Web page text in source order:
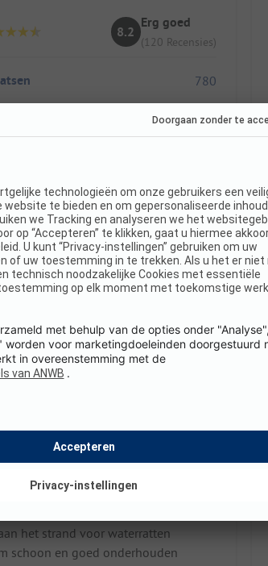
8.2
Erg goed
(120 Recensies)
780
450
Aquarius
het strand voor waterratten
schoon en goed onderhouden